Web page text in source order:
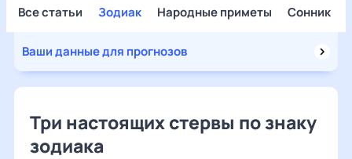
Все статьи Зодиак Народные приметы Сонник
Ваши данные для прогнозов
Три настоящих стервы по знаку
зодиака